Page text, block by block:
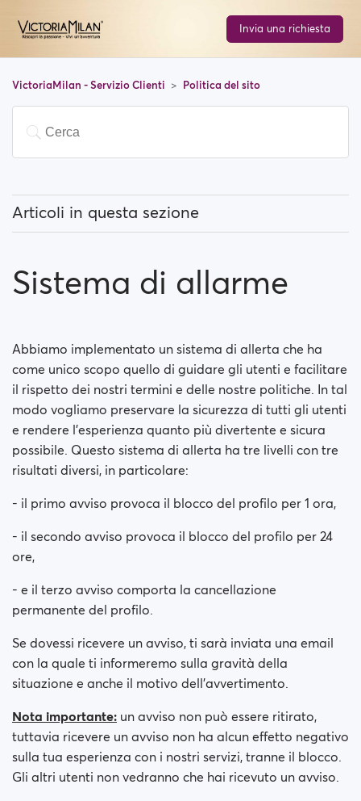
Invia una richiesta
VictoriaMilan - Servizio Clienti Politica del sito
Articoli in questa sezione
Politica di moderazione
Sistema di allarme
Abbiamo implementato un sistema di allerta che ha
come unico scopo quello di guidare gli utenti e facilitare
il rispetto dei nostri termini e delle nostre politiche. In tal
modo vogliamo preservare la sicurezza di tutti gli utenti
e rendere l'esperienza quanto più divertente e sicura
possibile. Questo sistema di allerta ha tre livelli con tre
risultati diversi, in particolare:
- il primo avviso provoca il blocco del profilo per 1 ora,
- il secondo avviso provoca il blocco del profilo per 24
ore,
- e il terzo avviso comporta la cancellazione
permanente del profilo.
Se dovessi ricevere un avviso, ti sarà inviata una email
con la quale ti informeremo sulla gravità della
situazione e anche il motivo dell'avvertimento.
Nota importante: un avviso non può essere ritirato,
tuttavia ricevere un avviso non ha alcun effetto negativo
sulla tua esperienza con i nostri servizi, tranne il blocco.
Gli altri utenti non vedranno che hai ricevuto un avviso.